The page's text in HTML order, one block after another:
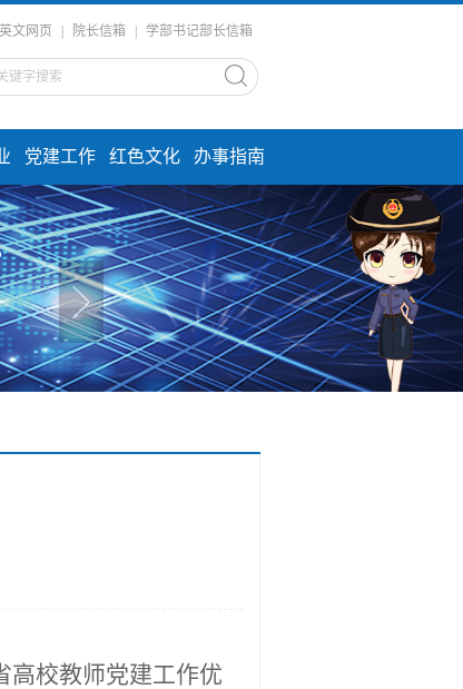
英文网页 院长信箱 学部书记部长信箱
党建工作 红色文化 办事指南
高校教师党建工作优